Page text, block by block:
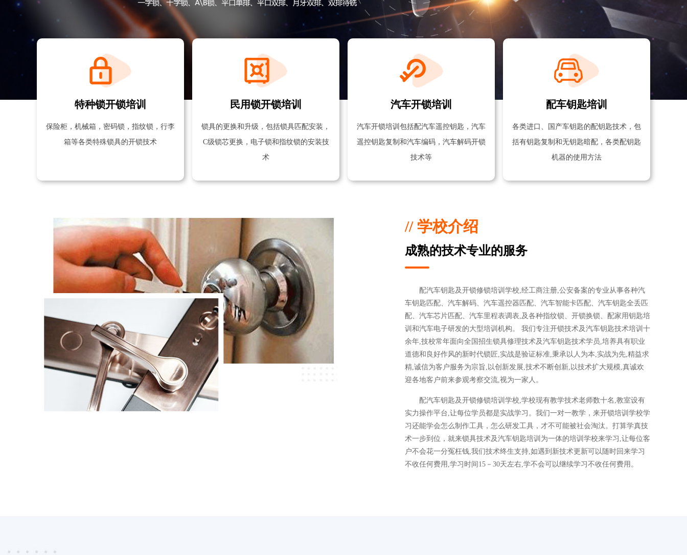
特种锁开锁培训
保险柜，机械箱，密码锁，指纹锁，行李
箱等各类特殊锁具的开锁技术
民用锁开锁培训
锁具的更换和升级，包括锁具匹配安装，
C级锁芯更换，电子锁和指纹锁的安装技
术
汽车开锁培训
汽车开锁培训包括配汽车遥控钥匙，汽车
遥控钥匙复制和汽车编码，汽车解码开锁
技术等
配车钥匙培训
各类进口、国产车钥匙的配钥匙技术，包
括有钥匙复制和无钥匙暗配，各类配钥匙
机器的使用方法
// 学校介绍
成熟的技术专业的服务
配汽车钥匙及开锁修锁培训学校,经工商注册,公安备案的专业从事各种汽
车钥匙匹配、汽车解码、汽车遥控器匹配、汽车智能卡匹配、汽车钥匙全丢匹
配、汽车芯片匹配、汽车里程表调表,及各种指纹锁、开锁换锁、配家用钥匙培
训和汽车电子研发的大型培训机构。 我们专注开锁技术及汽车钥匙技术培训十
余年,技校常年面向全国招生锁具修理技术及汽车钥匙技术学员,培养具有职业
道德和良好作风的新时代锁匠,实战是验证标准,秉承以人为本,实战为先,精益求
精,诚信为客户服务为宗旨,以创新发展,技术不断创新,以技术扩大规模,真诚欢
迎各地客户前来参观考察交流,视为一家人。
配汽车钥匙及开锁修锁培训学校,学校现有教学技术老师数十名,教室设有
实力操作平台,让每位学员都是实战学习。我们一对一教学，来开锁培训学校学
习还能学会怎么制作工具，怎么研发工具，才不可能被社会淘汰。打算学真技
术一步到位，就来锁具技术及汽车钥匙培训为一体的培训学校来学习,让每位客
户不会花一分冤枉钱,我们技术终生支持,如遇到新技术更新可以随时回来学习
不收任何费用,学习时间15－30天左右,学不会可以继续学习不收任何费用。